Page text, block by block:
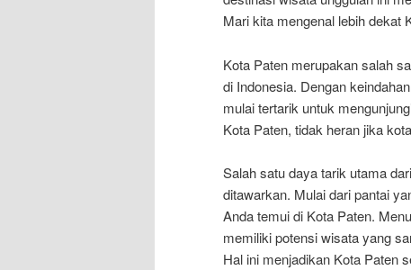
Mari kita mengenal lebih dekat
Kota Paten merupakan salah
di Indonesia. Dengan
mulai tertarik untuk
Kota Paten, tidak heran jika
Salah satu daya tarik utama
ditawarkan. Mulai dari pantai
Anda temui di Kota Paten.
memiliki potensi wisata yang
Hal ini menjadikan Kota Paten